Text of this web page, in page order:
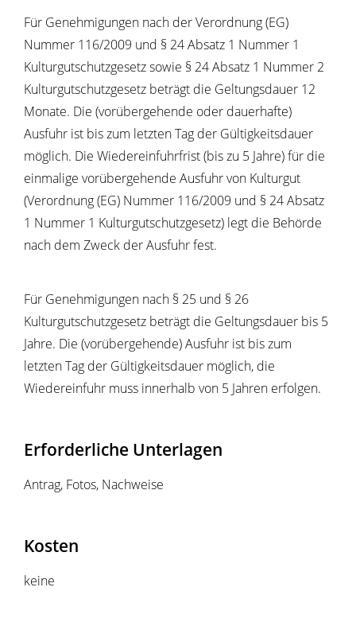
Für Genehmigungen nach der Verordnung (EG)
Nummer 116/2009 und § 24 Absatz 1 Nummer 1
Kulturgutschutzgesetz sowie § 24 Absatz 1 Nummer 2
Kulturgutschutzgesetz beträgt die Geltungsdauer 12
Monate. Die (vorübergehende oder dauerhafte)
Ausfuhr ist bis zum letzten Tag der Gültigkeitsdauer
möglich. Die Wiedereinfuhrfrist (bis zu 5 Jahre) für die
einmalige vorübergehende Ausfuhr von Kulturgut
(Verordnung (EG) Nummer 116/2009 und § 24 Absatz
1 Nummer 1 Kulturgutschutzgesetz) legt die Behörde
nach dem Zweck der Ausfuhr fest.
Für Genehmigungen nach § 25 und § 26
Kulturgutschutzgesetz beträgt die Geltungsdauer bis 5
Jahre. Die (vorübergehende) Ausfuhr ist bis zum
letzten Tag der Gültigkeitsdauer möglich, die
Wiedereinfuhr muss innerhalb von 5 Jahren erfolgen.
Erforderliche Unterlagen
Antrag, Fotos, Nachweise
Kosten
keine